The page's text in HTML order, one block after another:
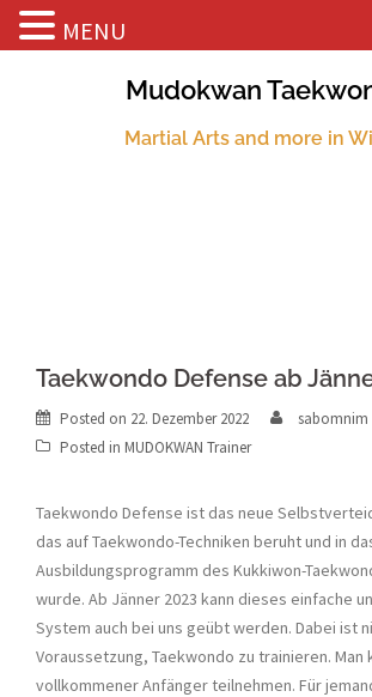
Mudokwan
Martial Arts and more in
Taekwondo Defense ab
Posted on 22. Dezember 2022
sabomnim
Posted in MUDOKWAN Trainer
Taekwondo Defense ist das neue
das auf Taekwondo-Techniken beruht und in
Ausbildungsprogramm des Kukkiwon-
wurde. Ab Jänner 2023 kann dieses einfache
System auch bei uns geübt werden. Dabei ist
Voraussetzung, Taekwondo zu trainieren. Man
vollkommener Anfänger teilnehmen. Für
MENU